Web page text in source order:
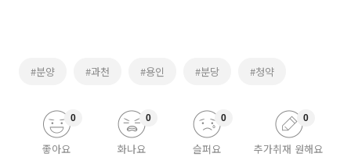
#분양 #과천 #용인 #분당 #청약
좋아요
0
화나요
0
슬퍼요
0
추가취재 원해요
0